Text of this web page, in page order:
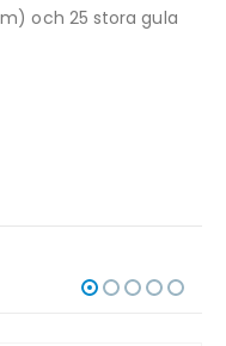
och 25 stora gula